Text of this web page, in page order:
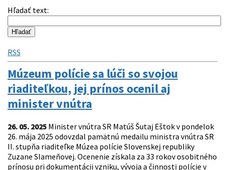
Hľadať text:
RSS
Múzeum polície sa lúči so svojou
riaditeľkou, jej prínos ocenil aj
minister vnútra
26. 05. 2025 Minister vnútra SR Matúš Šutaj Eštok v pondelok
26. mája 2025 odovzdal pamätnú medailu ministra vnútra SR
II. stupňa riaditeľke Múzea polície Slovenskej republiky
Zuzane Slameňovej. Ocenenie získala za 33 rokov osobitného
prínosu pri dokumentácii vzniku, vývoja a činnosti polície v